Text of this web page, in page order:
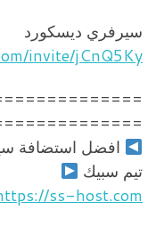
سيرفري ديسكورد
invite/jCnQ5Ky
تيم سبيك
ss-host.com